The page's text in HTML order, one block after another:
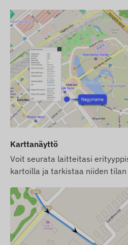
krediitti.
Pyrimme varmistamaan
esitettyjen tietojen ja kuvien
ja tarkkuuden. Huomioithan
valmistaja pidättää
tai pakkausta ilman
syystä tuotteiden todellinen
hieman kuvissa esitetystä.
valmistajan tekemiin
Karttanäyttö
Voit seurata laitteitasi
kartoilla ja tarkistaa niiden